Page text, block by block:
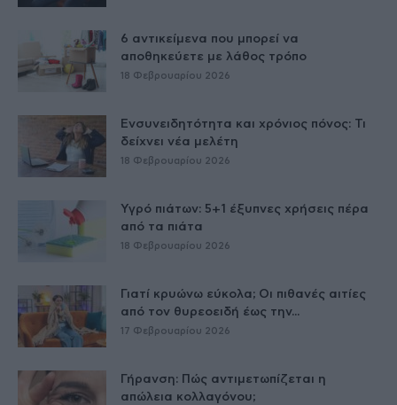
6 αντικείμενα που μπορεί να
αποθηκεύετε με λάθος τρόπο
18 Φεβρουαρίου 2026
Ενσυνειδητότητα και χρόνιος πόνος: Τι
δείχνει νέα μελέτη
18 Φεβρουαρίου 2026
Υγρό πιάτων: 5+1 έξυπνες χρήσεις πέρα
από τα πιάτα
18 Φεβρουαρίου 2026
Γιατί κρυώνω εύκολα; Οι πιθανές αιτίες
από τον θυρεοειδή έως την...
17 Φεβρουαρίου 2026
Γήρανση: Πώς αντιμετωπίζεται η
απώλεια κολλαγόνου;